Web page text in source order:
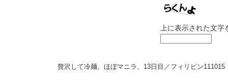
上に表示された文
贅沢して冷麺。ほぼマニラ、13日目／フィリピン111015